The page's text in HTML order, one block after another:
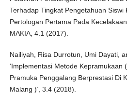
Terhadap Tingkat Pengetahuan Siswi
Pertologan Pertama Pada
MAKIA, 4.1 (2017).
Nailiyah, Risa Durrotun, Umi Dayati,
‘Implementasi Metode Kepramukaan
Pramuka Penggalang Berprestasi Di
Malang )’, 3.4 (2018).